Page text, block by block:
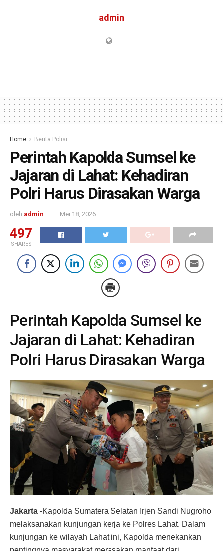
admin
Home Berita Polisi
Perintah Kapolda Sumsel ke
Jajaran di Lahat: Kehadiran
Polri Harus Dirasakan Warga
oleh admin Mei 18, 2026
497
SHARES
Perintah Kapolda Sumsel ke
Jajaran di Lahat: Kehadiran
Polri Harus Dirasakan Warga
Jakarta -Kapolda Sumatera Selatan Irjen Sandi Nugroho
melaksanakan kunjungan kerja ke Polres Lahat. Dalam
kunjungan ke wilayah Lahat ini, Kapolda menekankan